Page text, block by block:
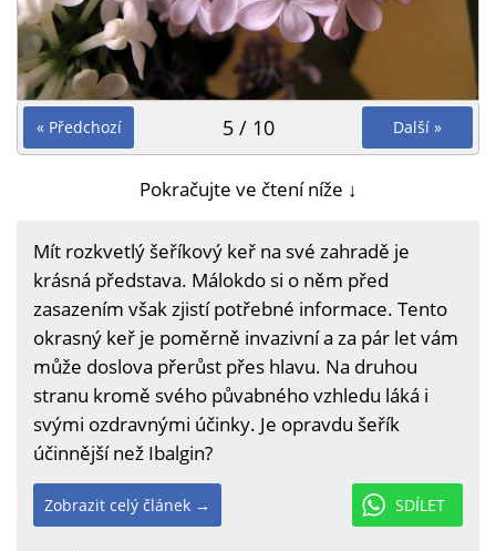
« Předchozí Další »
5 / 10
Pokračujte ve čtení níže ↓
Mít rozkvetlý šeříkový keř na své zahradě je
krásná představa. Málokdo si o něm před
zasazením však zjistí potřebné informace. Tento
okrasný keř je poměrně invazivní a za pár let vám
může doslova přerůst přes hlavu. Na druhou
stranu kromě svého půvabného vzhledu láká i
svými ozdravnými účinky. Je opravdu šeřík
účinnější než Ibalgin?
SDÍLET
Zobrazit celý článek →